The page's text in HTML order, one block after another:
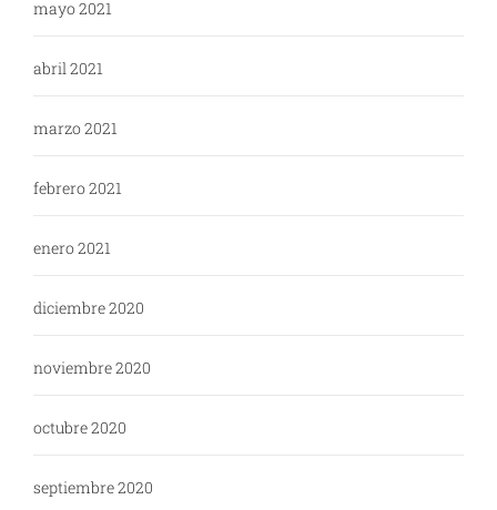
mayo 2021
abril 2021
marzo 2021
febrero 2021
enero 2021
diciembre 2020
noviembre 2020
octubre 2020
septiembre 2020